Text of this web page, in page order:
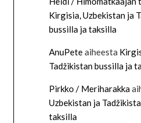
Kirgisia, Uzbekistan ja
bussilla ja taksilla
AnuPeteaiheesta
Tadžikistan bussilla ja
Pirkko / Meriharakka
Uzbekistan ja
taksilla